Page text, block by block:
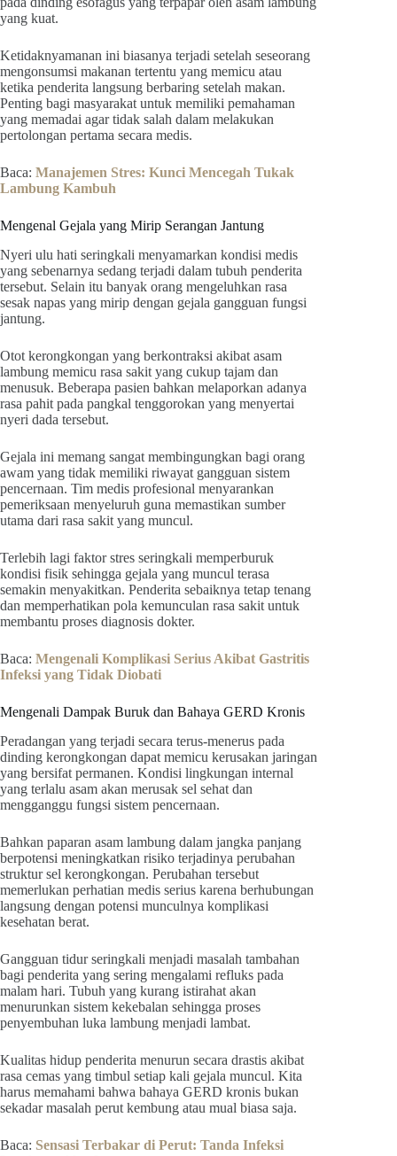
yang kuat.
Ketidaknyamanan ini biasanya terjadi setelah seseorang
mengonsumsi makanan tertentu yang memicu atau
ketika penderita langsung berbaring setelah makan.
Penting bagi masyarakat untuk memiliki pemahaman
yang memadai agar tidak salah dalam melakukan
pertolongan pertama secara medis.
Baca: Manajemen Stres: Kunci Mencegah Tukak
Lambung Kambuh
Mengenal Gejala yang Mirip Serangan Jantung
Nyeri ulu hati seringkali menyamarkan kondisi medis
yang sebenarnya sedang terjadi dalam tubuh penderita
tersebut. Selain itu banyak orang mengeluhkan rasa
sesak napas yang mirip dengan gejala gangguan fungsi
jantung.
Otot kerongkongan yang berkontraksi akibat asam
lambung memicu rasa sakit yang cukup tajam dan
menusuk. Beberapa pasien bahkan melaporkan adanya
rasa pahit pada pangkal tenggorokan yang menyertai
nyeri dada tersebut.
Gejala ini memang sangat membingungkan bagi orang
awam yang tidak memiliki riwayat gangguan sistem
pencernaan. Tim medis profesional menyarankan
pemeriksaan menyeluruh guna memastikan sumber
utama dari rasa sakit yang muncul.
Terlebih lagi faktor stres seringkali memperburuk
kondisi fisik sehingga gejala yang muncul terasa
semakin menyakitkan. Penderita sebaiknya tetap tenang
dan memperhatikan pola kemunculan rasa sakit untuk
membantu proses diagnosis dokter.
Baca: Mengenali Komplikasi Serius Akibat Gastritis
Infeksi yang Tidak Diobati
Mengenali Dampak Buruk dan Bahaya GERD Kronis
Peradangan yang terjadi secara terus-menerus pada
dinding kerongkongan dapat memicu kerusakan jaringan
yang bersifat permanen. Kondisi lingkungan internal
yang terlalu asam akan merusak sel sehat dan
mengganggu fungsi sistem pencernaan.
Bahkan paparan asam lambung dalam jangka panjang
berpotensi meningkatkan risiko terjadinya perubahan
struktur sel kerongkongan. Perubahan tersebut
memerlukan perhatian medis serius karena berhubungan
langsung dengan potensi munculnya komplikasi
kesehatan berat.
Gangguan tidur seringkali menjadi masalah tambahan
bagi penderita yang sering mengalami refluks pada
malam hari. Tubuh yang kurang istirahat akan
menurunkan sistem kekebalan sehingga proses
penyembuhan luka lambung menjadi lambat.
Kualitas hidup penderita menurun secara drastis akibat
rasa cemas yang timbul setiap kali gejala muncul. Kita
harus memahami bahwa bahaya GERD kronis bukan
sekadar masalah perut kembung atau mual biasa saja.
Baca: Sensasi Terbakar di Perut: Tanda Infeksi